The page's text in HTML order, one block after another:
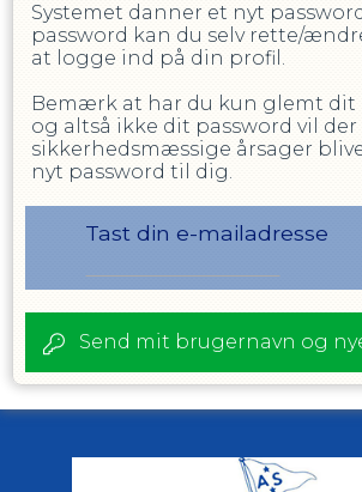
Systemet danner et nyt
password kan du selv rette/
at logge ind på din profil.
Bemærk at har du kun glemt dit
og altså ikke dit password vil
sikkerhedsmæssige årsager
nyt password til dig.
Tast din e-mailadresse
Send mit brugernavn og